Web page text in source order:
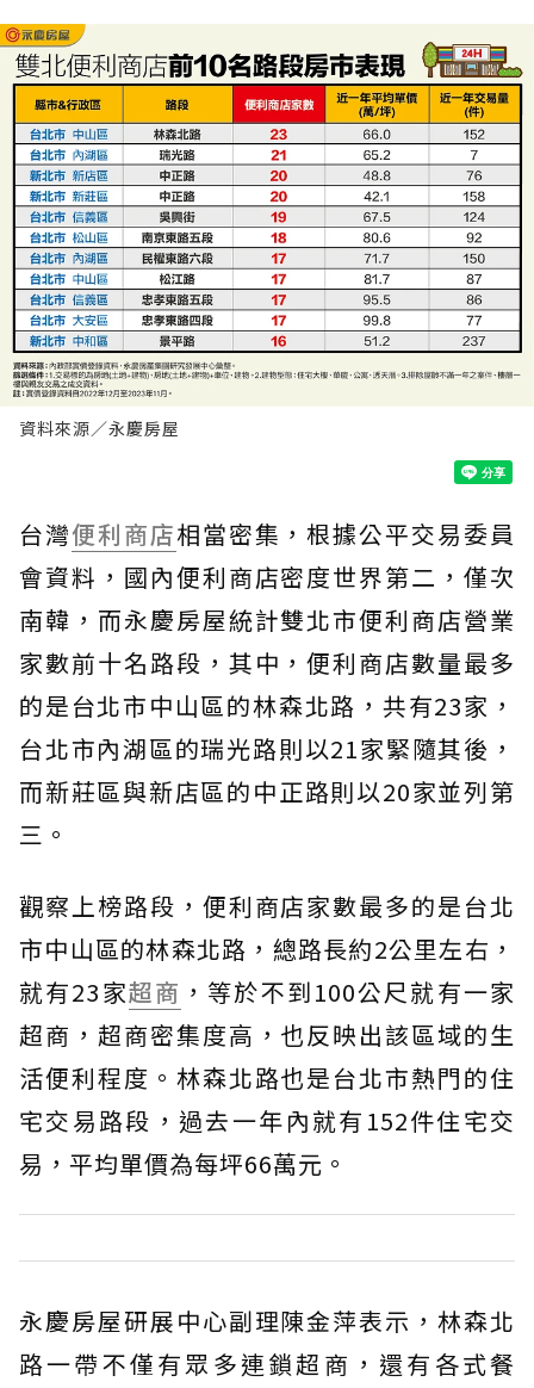
資料來源／永慶房屋
台灣便利商店相當密集，根據公平交易委員
會資料，國內便利商店密度世界第二，僅次
南韓，而永慶房屋統計雙北市便利商店營業
家數前十名路段，其中，便利商店數量最多
的是台北市中山區的林森北路，共有23家，
台北市內湖區的瑞光路則以21家緊隨其後，
而新莊區與新店區的中正路則以20家並列第
三。
觀察上榜路段，便利商店家數最多的是台北
市中山區的林森北路，總路長約2公里左右，
就有23家超商 ，等於不到100公尺就有一家
超商，超商密集度高，也反映出該區域的生
活便利程度。林森北路也是台北市熱門的住
宅交易路段，過去一年內就有152件住宅交
易，平均單價為每坪66萬元。
永慶房屋研展中心副理陳金萍表示，林森北
路一帶不僅有眾多連鎖超商，還有各式餐